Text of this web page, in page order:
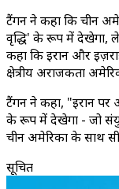
टैंगन ने कहा कि चीन
वृद्धि' के रूप में देखेगा,
कहा कि ईरान और
क्षेत्रीय अराजकता
टैंगन ने कहा, "ईरान पर
के रूप में देखेगा - जो
चीन अमेरिका के साथ
सूचित